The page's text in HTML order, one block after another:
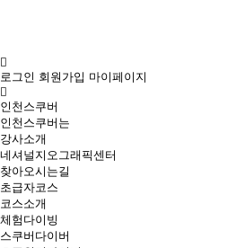
로그인 회원가입 마이페이지
인천스쿠버
인천스쿠버는
강사소개
네셔널지오그래픽센터
찾아오시는길
초급자코스
코스소개
체험다이빙
스쿠버다이버